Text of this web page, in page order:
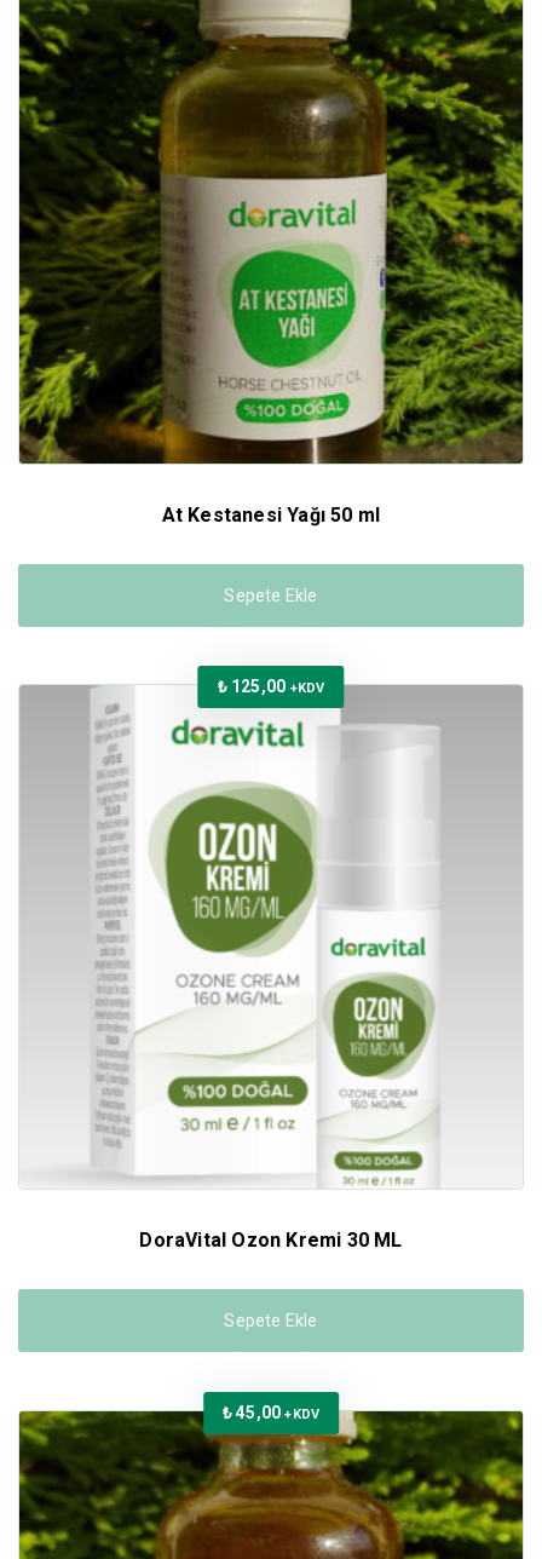
At Kestanesi Yağı 50 ml
Sepete Ekle
DoraVital Ozon Kremi 30 ML
₺125,00 +KDV
Sepete Ekle
₺45,00 +KDV